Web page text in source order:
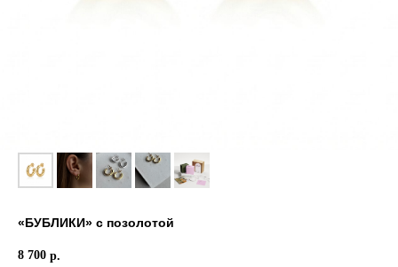
«БУБЛИКИ» с позолотой
8 700 р.